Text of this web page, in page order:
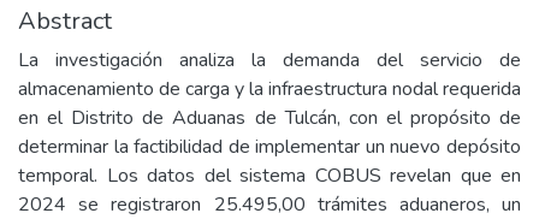
Abstract
La investigación analiza la demanda del servicio de
almacenamiento de carga y la infraestructura nodal requerida
en el Distrito de Aduanas de Tulcán, con el propósito de
determinar la factibilidad de implementar un nuevo depósito
temporal. Los datos del sistema COBUS revelan que en
2024 se registraron 25.495,00 trámites aduaneros, un